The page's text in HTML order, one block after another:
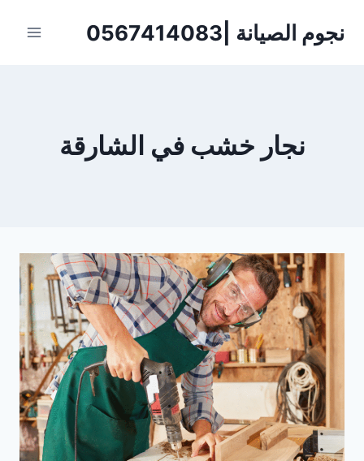
نجوم الصيانة |0567414083
نجار خشب في الشارقة